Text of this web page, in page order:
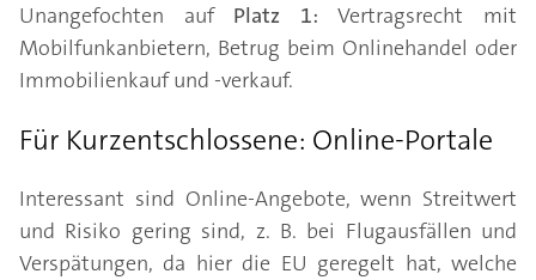
Unangefochten auf Platz 1: Vertragsrecht mit
Mobilfunkanbietern, Betrug beim Onlinehandel oder
Immobilienkauf und -verkauf.
Für Kurzentschlossene: Online-Portale
Interessant sind Online-Angebote, wenn Streitwert
und Risiko gering sind, z. B. bei Flugausfällen und
Verspätungen, da hier die EU geregelt hat, welche